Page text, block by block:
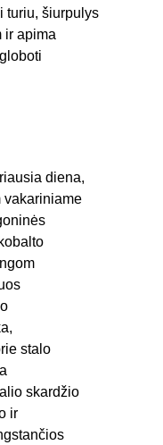
turiu, šiurpulys
ir apima
diena,
vakariniame
stalo
skardžio
ir